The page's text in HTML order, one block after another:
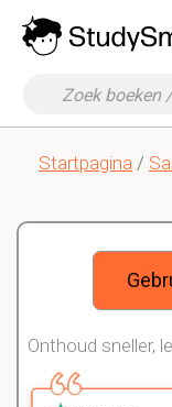
Startpagina /
Onthoud sneller,